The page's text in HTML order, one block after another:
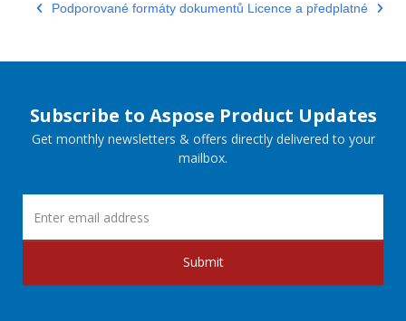
Podporované formáty dokumentů Licence a předplatné
Subscribe to Aspose Product Updates
Get monthly newsletters & offers directly delivered to your
mailbox.
Submit